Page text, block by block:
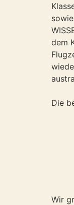
dem
Die
Wir